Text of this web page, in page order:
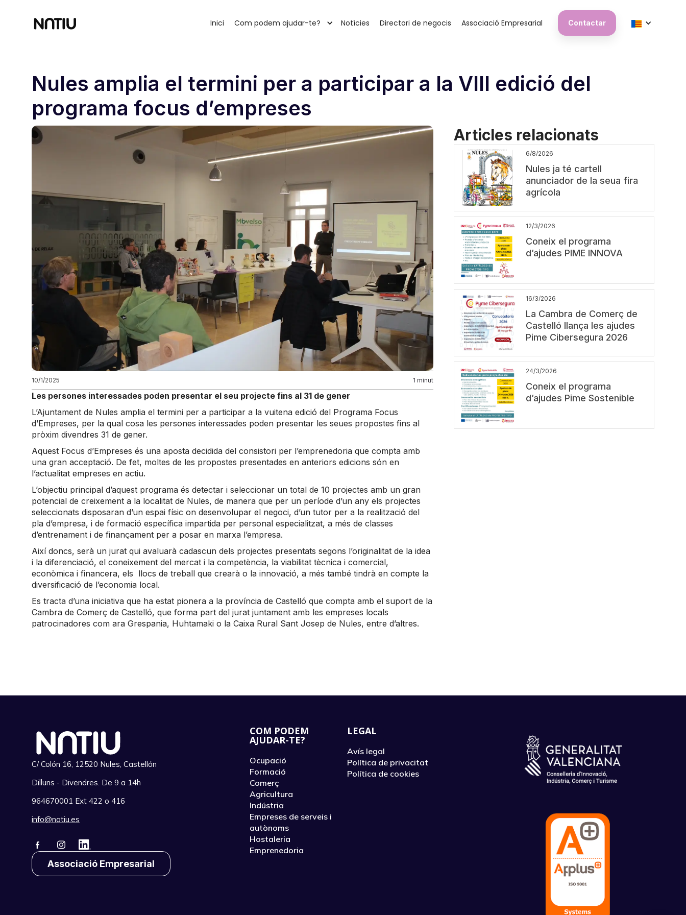
Inici Com podem ajudar-te? Notícies Directori de negocis Associació Empresarial Contactar
Nules amplia el termini per a participar a la VIII edició del
programa focus d’empreses
10/1/2025 1 minut
Les persones interessades poden presentar el seu projecte fins al 31 de gener
L’Ajuntament de Nules amplia el termini per a participar a la vuitena edició del Programa Focus
d’Empreses, per la qual cosa les persones interessades poden presentar les seues propostes fins al
pròxim divendres 31 de gener.
Aquest Focus d’Empreses és una aposta decidida del consistori per l’emprenedoria que compta amb
una gran acceptació. De fet, moltes de les propostes presentades en anteriors edicions són en
l’actualitat empreses en actiu.
L’objectiu principal d’aquest programa és detectar i seleccionar un total de 10 projectes amb un gran
potencial de creixement a la localitat de Nules, de manera que per un període d’un any els projectes
seleccionats disposaran d’un espai físic on desenvolupar el negoci, d’un tutor per a la realització del
pla d’empresa, i de formació específica impartida per personal especialitzat, a més de classes
d’entrenament i de finançament per a posar en marxa l’empresa.
Així doncs, serà un jurat qui avaluarà cadascun dels projectes presentats segons l’originalitat de la idea
i la diferenciació, el coneixement del mercat i la competència, la viabilitat tècnica i comercial,
econòmica i financera, els llocs de treball que crearà o la innovació, a més també tindrà en compte la
diversificació de l’economia local.
Es tracta d’una iniciativa que ha estat pionera a la província de Castelló que compta amb el suport de la
Cambra de Comerç de Castelló, que forma part del jurat juntament amb les empreses locals
patrocinadores com ara Grespania, Huhtamaki o la Caixa Rural Sant Josep de Nules, entre d’altres.
Articles relacionats
6/8/2026
Nules ja té cartell
anunciador de la seua fira
agrícola
12/3/2026
Coneix el programa
d’ajudes PIME INNOVA
16/3/2026
La Cambra de Comerç de
Castelló llança les ajudes
Pime Cibersegura 2026
24/3/2026
Coneix el programa
d’ajudes Pime Sostenible
C/ Colón 16, 12520 Nules, Castellón
Dilluns - Divendres. De 9 a 14h
964670001 Ext 422 o 416
info@natiu.es
Associació Empresarial
COM PODEM
AJUDAR-TE?
Ocupació
Formació
Comerç
Agricultura
Indústria
Empreses de serveis i
autònoms
Hostaleria
Emprenedoria
LEGAL
Avís legal
Política de privacitat
Política de cookies